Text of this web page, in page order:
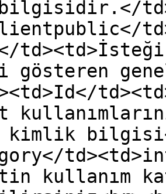
bilgisidir.</
gösteren
kimlik
kullanım